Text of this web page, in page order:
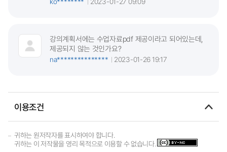
강의계획서에는 수업자료pdf 제공이라고 되어있는데,
제공되지 않는 것인가요?
na***************
2023-01-26 19:17
이용조건
귀하는 원저작자를 표시하여야 합니다.
귀하는 이 저작물을 영리 목적으로 이용할 수 없습니다.